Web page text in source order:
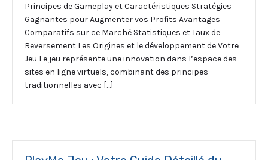
Principes de Gameplay et Caractéristiques Stratégies
Gagnantes pour Augmenter vos Profits Avantages
Comparatifs sur ce Marché Statistiques et Taux de
Reversement Les Origines et le développement de Votre
Jeu Le jeu représente une innovation dans l’espace des
sites en ligne virtuels, combinant des principes
traditionnelles avec […]